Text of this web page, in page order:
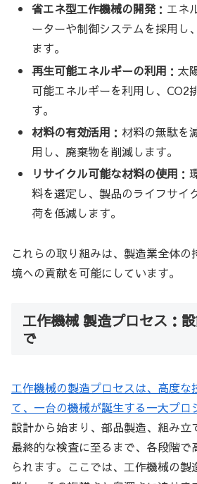
省エネ型工作機械の開発：エネ
ーターや制御システムを採用し
ます。
再生可能エネルギーの利用 ：太
可能エネルギーを利用し、CO2
す。
材料の有効活用 ：材料の無駄を
用し、廃棄物を削減します。
リサイクル可能な材料の使用 ：
料を選定し、製品のライフサイ
荷を低減します。
これらの取り組みは、製造業全体
境への貢献を可能にしています。
工作機械 製造プロセス：
で
工作機械の製造プロセスは、高度な
て、一台の機械が誕生する一大プロ
設計から始まり、部品製造、組み立
最終的な検査に至るまで、各段階で
られます。ここでは、工作機械の